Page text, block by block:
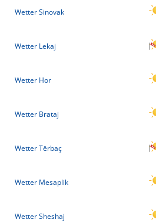
Wetter Sinovak
Wetter Lekaj
Wetter Hor
Wetter Brataj
Wetter Tërbaç
Wetter Mesaplik
Wetter Sheshaj